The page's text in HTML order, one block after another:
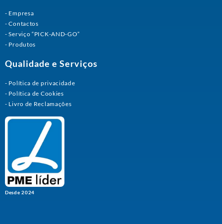
Empresa
Contactos
Serviço “PICK-AND-GO”
Produtos
Qualidade e Serviços
Política de privacidade
Política de Cookies
Livro de Reclamações
Desde 2024